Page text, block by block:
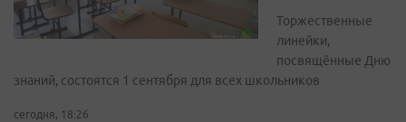
Торжественные
линейки,
посвящённые Дню
знаний, состоятся 1 сентября для всех школьников
сегодня, 18:26